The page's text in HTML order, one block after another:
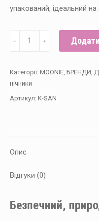
упакований, ідеальний
Зайчик
з
Moonie,SAND
﹣ ﹢
Категорії: MOONIE БРЕНДИ
нічники
Артикул: K-SAN
Опис
Відгуки (0)
Безпечний,